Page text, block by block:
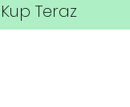
Kup Teraz